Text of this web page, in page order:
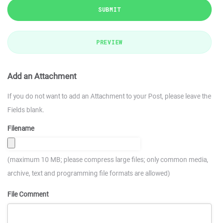
SUBMIT
PREVIEW
Add an Attachment
If you do not want to add an Attachment to your Post, please leave the
Fields blank.
Filename
(maximum 10 MB; please compress large files; only common media,
archive, text and programming file formats are allowed)
File Comment